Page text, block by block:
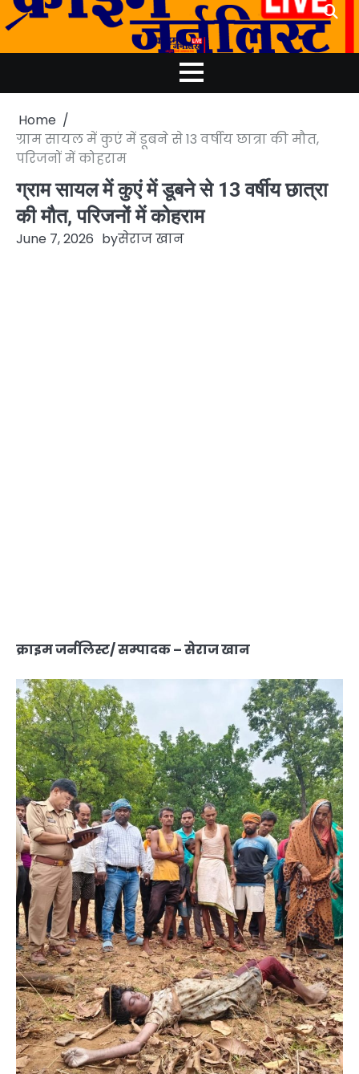
Skip
to
Home
ग्राम सायल में कुएं में डूबने से 13 वर्षीय छात्रा की मौत,
परिजनों में कोहराम
ग्राम सायल में कुएं में डूबने से 13 वर्षीय छात्रा
की मौत, परिजनों में कोहराम
June 7, 2026 byसेराज खान
क्राइम जर्नलिस्ट/ सम्पादक – सेराज खान